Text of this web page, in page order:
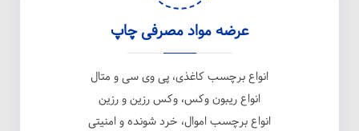
عرضه مواد مصرفی چاپ
انواع برچسب کاغذی، پی وی سی و متال
انواع ریبون وکس، وکس رزین و رزین
انواع برچسب اموال، خرد شونده و امنیتی